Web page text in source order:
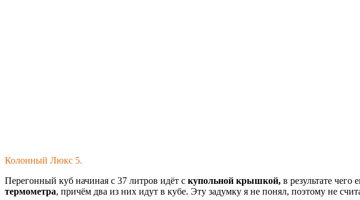
Колонный Люкс 5.
Перегонный куб начиная с 37 литров идёт с купольной крышкой, в результате
термометра, причём два из них идут в кубе. Эту задумку я не понял, поэтому не